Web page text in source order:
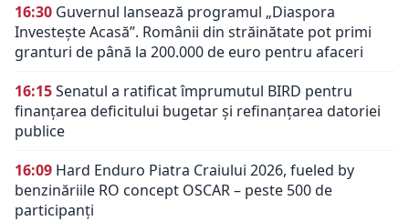
16:30 Guvernul lansează programul „Diaspora
Investește Acasă”. Românii din străinătate pot primi
granturi de până la 200.000 de euro pentru afaceri
16:15Senatul a ratificat împrumutul BIRD pentru
finanțarea deficitului bugetar și refinanțarea datoriei
publice
16:09 Hard Enduro Piatra Craiului 2026, fueled by
benzinăriile RO concept OSCAR – peste 500 de
participanți